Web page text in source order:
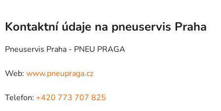
Kontaktní údaje na pneuservis Praha
Pneuservis Praha - PNEU PRAGA
Web: www.pneupraga.cz
Telefon: +420 773 707 825